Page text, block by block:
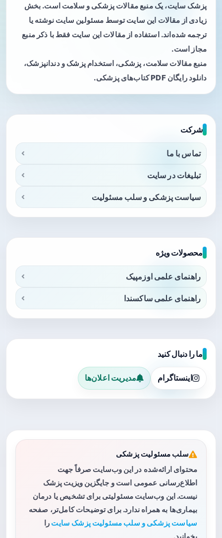
پزشک سایت، یک منبع مقالات پزشکی و سلامت است. بخش
زیادی از مقالات این سایت توسط مسئولین سایت نوشته یا
ترجمه شده‌اند. استفاده از مقالات این سایت فقط با ذکر منبع
مجاز است.
منبع مقالات سلامت، پزشکی، استخدام پزشک و دندانپزشک،
دانلود رایگان PDF کتاب‌های پزشکی.
شرکت
تماس با ما
تبلیغات در سایت
سیاست پزشکی و سلب مسئولیت
محصولات ویژه
راهنمای علمی اوزمپیک
راهنمای علمی ساکسندا
ما را دنبال کنید
اینستاگرام مدیریت اعلان‌ها
سلب مسئولیت پزشکی
محتوای ارائه‌شده در این وب‌سایت صرفاً جهت
اطلاع‌رسانی عمومی است و جایگزین ویزیت پزشک
نیست. این وب‌سایت مسئولیتی برای تشخیص یا درمان
بیماری‌ها به همراه ندارد. برای توضیحات کامل‌تر، صفحه
سیاست پزشکی و سلب مسئولیت پزشک سایت را